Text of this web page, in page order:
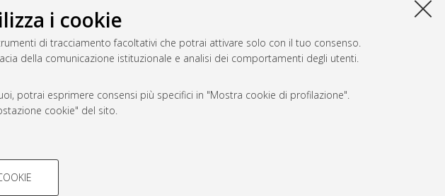
i cookie
di tracciamento facoltativi che potrai attivare solo con il tuo consenso.
della comunicazione istituzionale e analisi dei comportamenti degli utenti.
potrai esprimere consensi più specifici in "Mostra cookie di profilazione".
cookie" del sito.
TECNICI - NECESSARI
Fri Aug 7 20:46:17 2026 CEST.